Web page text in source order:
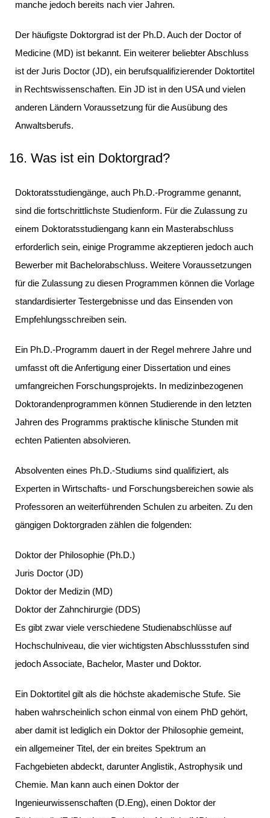
manche jedoch bereits nach vier Jahren.
Der häufigste Doktorgrad ist der Ph.D. Auch der Doctor of
Medicine (MD) ist bekannt. Ein weiterer beliebter Abschluss
ist der Juris Doctor (JD), ein berufsqualifizierender Doktortitel
in Rechtswissenschaften. Ein JD ist in den USA und vielen
anderen Ländern Voraussetzung für die Ausübung des
Anwaltsberufs.
16. Was ist ein Doktorgrad?
Doktoratsstudiengänge, auch Ph.D.-Programme genannt,
sind die fortschrittlichste Studienform. Für die Zulassung zu
einem Doktoratsstudiengang kann ein Masterabschluss
erforderlich sein, einige Programme akzeptieren jedoch auch
Bewerber mit Bachelorabschluss. Weitere Voraussetzungen
für die Zulassung zu diesen Programmen können die Vorlage
standardisierter Testergebnisse und das Einsenden von
Empfehlungsschreiben sein.
Ein Ph.D.-Programm dauert in der Regel mehrere Jahre und
umfasst oft die Anfertigung einer Dissertation und eines
umfangreichen Forschungsprojekts. In medizinbezogenen
Doktorandenprogrammen können Studierende in den letzten
Jahren des Programms praktische klinische Stunden mit
echten Patienten absolvieren.
Absolventen eines Ph.D.-Studiums sind qualifiziert, als
Experten in Wirtschafts- und Forschungsbereichen sowie als
Professoren an weiterführenden Schulen zu arbeiten. Zu den
gängigen Doktorgraden zählen die folgenden:
Doktor der Philosophie (Ph.D.)
Juris Doctor (JD)
Doktor der Medizin (MD)
Doktor der Zahnchirurgie (DDS)
Es gibt zwar viele verschiedene Studienabschlüsse auf
Hochschulniveau, die vier wichtigsten Abschlussstufen sind
jedoch Associate, Bachelor, Master und Doktor.
Ein Doktortitel gilt als die höchste akademische Stufe. Sie
haben wahrscheinlich schon einmal von einem PhD gehört,
aber damit ist lediglich ein Doktor der Philosophie gemeint,
ein allgemeiner Titel, der ein breites Spektrum an
Fachgebieten abdeckt, darunter Anglistik, Astrophysik und
Chemie. Man kann auch einen Doktor der
Ingenieurwissenschaften (D.Eng), einen Doktor der